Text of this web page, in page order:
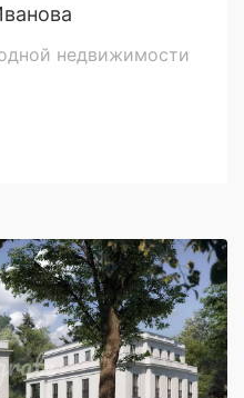
недвижимости